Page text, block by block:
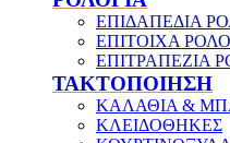
ΕΠΙΔΑΠΕΔΙΑ
ΕΠΙΤΟΙΧΑ
ΕΠΙΤΡΑΠΕΖΙΑ
ΤΑΚΤΟΠΟΙΗΣΗ
ΚΑΛΑΘΙΑ &
ΚΛΕΙΔΟΘΗΚΕΣ